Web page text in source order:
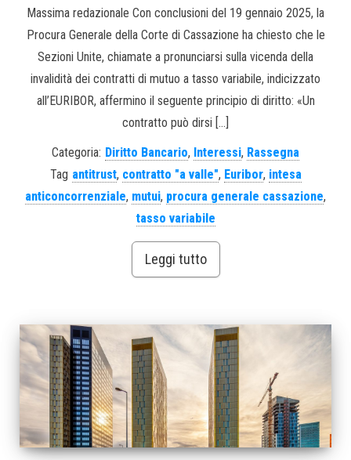
Massima redazionale Con conclusioni del 19 gennaio 2025, la
Procura Generale della Corte di Cassazione ha chiesto che le
Sezioni Unite, chiamate a pronunciarsi sulla vicenda della
invalidità dei contratti di mutuo a tasso variabile, indicizzato
all’EURIBOR, affermino il seguente principio di diritto: «Un
contratto può dirsi […]
Categoria: Diritto Bancario, Interessi, Rassegna
Tag antitrust, contratto "a valle", Euribor, intesa
anticoncorrenziale, mutui, procura generale cassazione,
tasso variabile
Leggi tutto